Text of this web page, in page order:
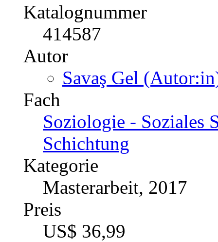
Katalognummer
414587
Autor
Savaş Gel
Fach
Soziologie - Soziales
Schichtung
Kategorie
Masterarbeit, 2017
Preis
US$ 36,99